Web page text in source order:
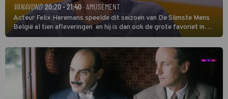
VANAVOND 20:20 - 21:40· AMUSEMENT
Acteur Felix Heremans speelde dit seizoen van De Slimste Mens
België al tien afleveringen en hij is dan ook de grote favoriet in
deze seizoensfinale. En er is Nederlandse inbreng, want komiek
Soundos El Ahmadi neemt plaats aan de jurytafel.